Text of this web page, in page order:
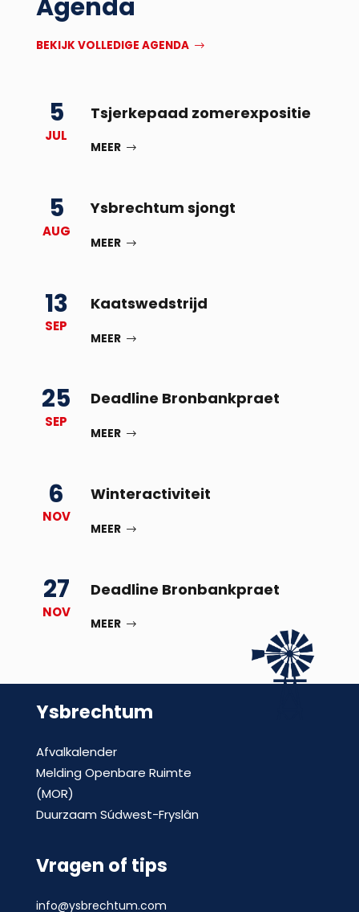
Agenda
BEKIJK VOLLEDIGE AGENDA
5
JUL
Tsjerkepaad zomerexpositie
MEER
5
AUG
Ysbrechtum sjongt
MEER
13
SEP
Kaatswedstrijd
MEER
25
SEP
Deadline Bronbankpraet
MEER
6
NOV
Winteractiviteit
MEER
27
NOV
Deadline Bronbankpraet
MEER
Ysbrechtum
Afvalkalender
Melding Openbare Ruimte
(MOR)
Duurzaam Súdwest-Fryslân
Vragen of tips
info@ysbrechtum.com